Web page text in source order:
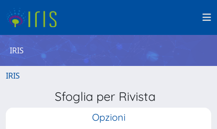
IRIS
IRIS
Sfoglia per Rivista
Opzioni